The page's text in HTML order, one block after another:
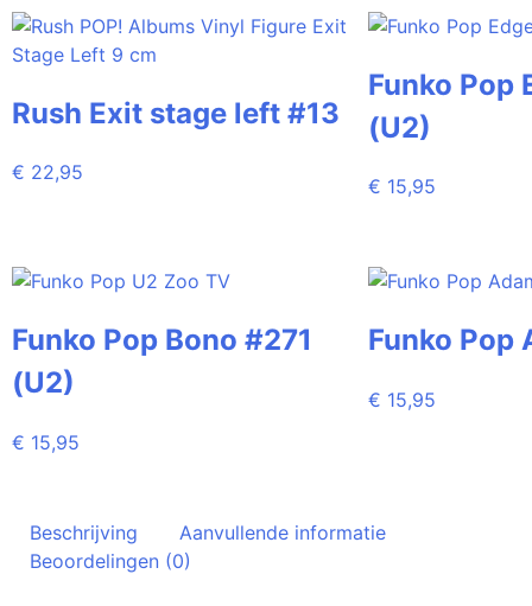
Rush Exit stage left #13
€ 22,95
Funko Pop
(U2)
€ 15,95
Funko Pop Bono #271
(U2)
€ 15,95
Funko Pop
€ 15,95
Beschrijving
Aanvullende informatie
Beoordelingen (0)